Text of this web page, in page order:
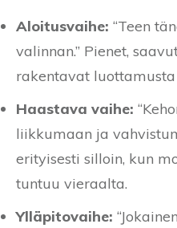
Aloitusvaihe: “Teen
valinnan.” Pienet,
rakentavat
Haastava vaihe:
liikkumaan ja
erityisesti silloin, kun
tuntuu vieraalta.
Ylläpitovaihe: